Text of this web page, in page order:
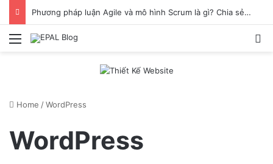
Phương pháp luận Agile và mô hình Scrum là gì? Chia sẻ cách làm việc hiệu quả khi ứng dụng Scrum
Menu
Home /WordPress
WordPress